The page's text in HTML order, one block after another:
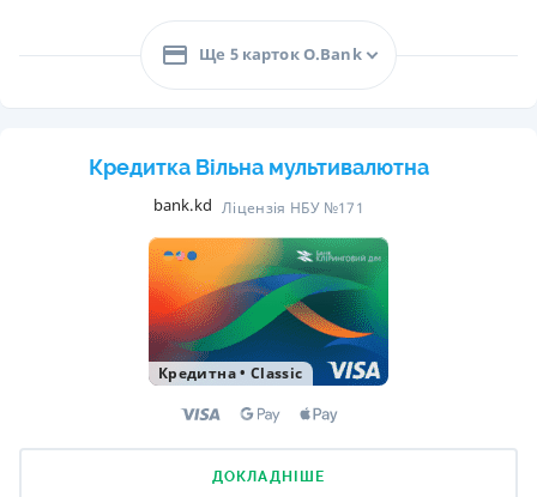
Ще 5 карток O.Bank
Кредитка Вільна мультивалютна
bank.kd Ліцензія НБУ №171
Кредитна• Classic
ДОКЛАДНІШЕ